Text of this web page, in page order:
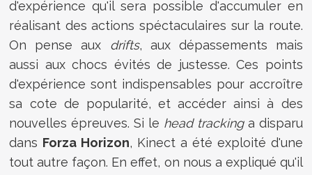
d'expérience qu'il sera possible d'accumuler en
réalisant des actions spéctaculaires sur la route.
On pense aux drifts, aux dépassements mais
aussi aux chocs évités de justesse. Ces points
d'expérience sont indispensables pour accroître
sa cote de popularité, et accéder ainsi à des
nouvelles épreuves. Si le head trackinga disparu
dans Forza Horizon, Kinect a été exploité d'une
tout autre façon. En effet, on nous a expliqué qu'il